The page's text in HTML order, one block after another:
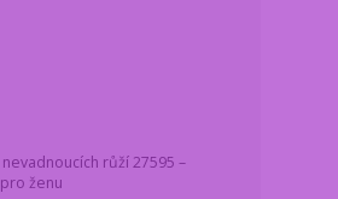
růží 27595 –
ženu